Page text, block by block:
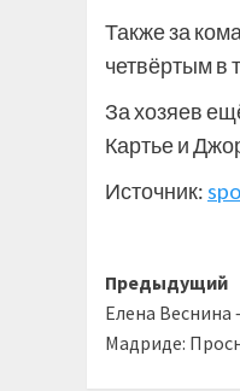
Также за
четвёртым в
За хозяев
Картье и
Источник:
записи
Предыдущий
Елена
Мадриде: